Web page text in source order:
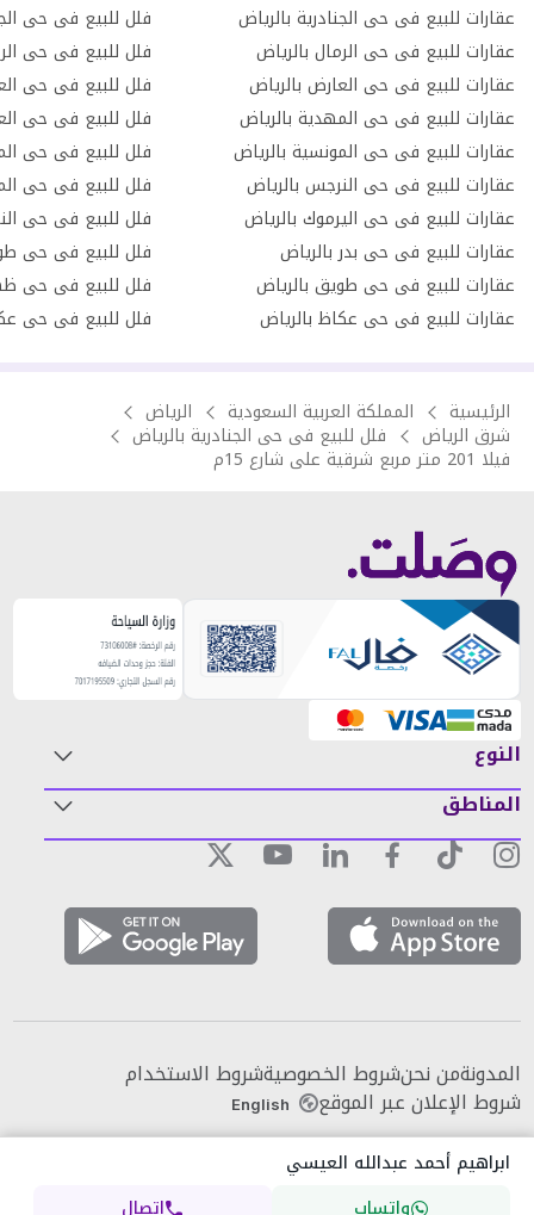
عقارات للبيع فى حى الجنادرية بالرياض
عقارات للبيع فى حى الرمال بالرياض
عقارات للبيع فى حى العارض بالرياض
عقارات للبيع فى حى المهدية بالرياض
عقارات للبيع فى حى المونسية بالرياض
عقارات للبيع فى حى النرجس بالرياض
عقارات للبيع فى حى اليرموك بالرياض
عقارات للبيع فى حى بدر بالرياض
عقارات للبيع فى حى طويق بالرياض
عقارات للبيع فى حى عكاظ بالرياض
فلل للبيع فى حى
فلل للبيع فى حى
فلل للبيع فى حى
فلل للبيع فى حى
فلل للبيع فى حى
فلل للبيع فى حى
فلل للبيع فى حى
فلل للبيع فى حى
فلل للبيع فى حى
فلل للبيع فى حى
الرئيسية المملكة العربية السعودية الرياض
شرق الرياض فلل للبيع فى حى الجنادرية بالرياض
فيلا 201 متر مربع شرقية على شارع 15م
النوع
المناطق
المدونةمن نحنشروط الخصوصيةشروط الاستخدام
شروط الإعلان عبر الموقع English
ابراهيم أحمد عبدالله العيسي
واتساب
اتصال